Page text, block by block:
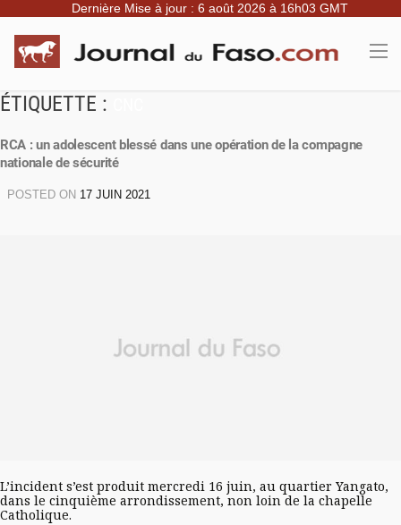
Dernière Mise à jour : 6 août 2026 à 16h03 GMT
ÉTIQUETTE :
RCA : un adolescent blessé dans une opération de la compagne
nationale de sécurité
POSTED ON 17 JUIN 2021
L’incident s’est produit mercredi 16 juin, au quartier Yangato,
dans le cinquième arrondissement, non loin de la chapelle
Catholique.